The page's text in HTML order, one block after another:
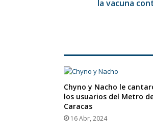
la vacuna
Chyno y Nacho le
los usuarios del Metro
Caracas
16 Abr, 2024